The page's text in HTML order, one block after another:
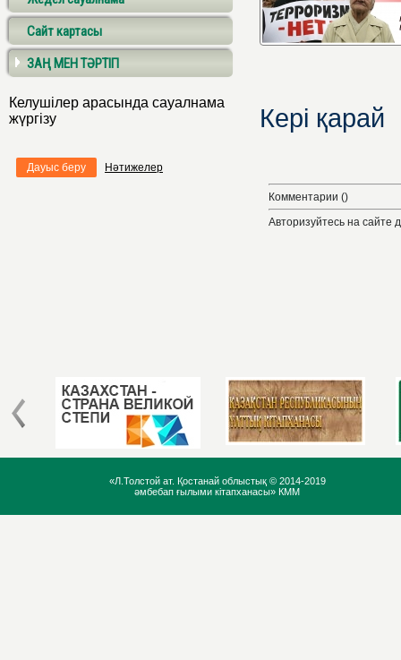
Сайт картасы
ЗАҢ МЕН ТӘРТІП
Келушілер арасында сауалнама
жүргізу
Дауыс беру Нәтижелер
Кері қарай
Комментарии ()
Авторизуйтесь на сайте
«Л.Толстой ат. Қостанай облыстық © 2014-2019
әмбебап ғылыми кітапханасы» КММ